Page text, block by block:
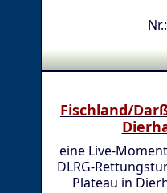
Nr.:
Fischland/
eine Live-
DLRG-
Plateau in